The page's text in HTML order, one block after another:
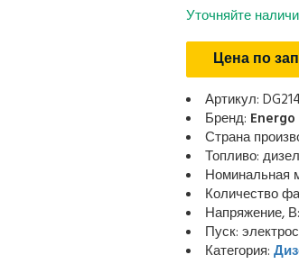
Уточняйте
Цена по
Артикул:
Бренд: Energo
Страна
Топливо:
Номинальная
Количество
Напряжение,
Пуск:
Категория: